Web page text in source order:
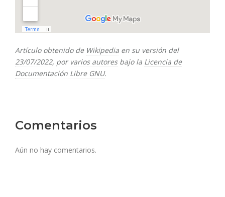
Artículo obtenido de Wikipedia en su versión del
23/07/2022, por varios autoresbajo la Licencia de
Documentación Libre GNU.
Comentarios
Aún no hay comentarios.